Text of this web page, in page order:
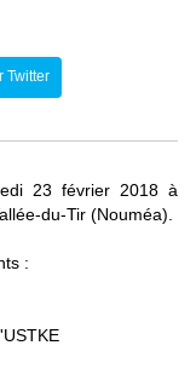
Twitter
23 février 2018 à
du-Tir (Nouméa).
: